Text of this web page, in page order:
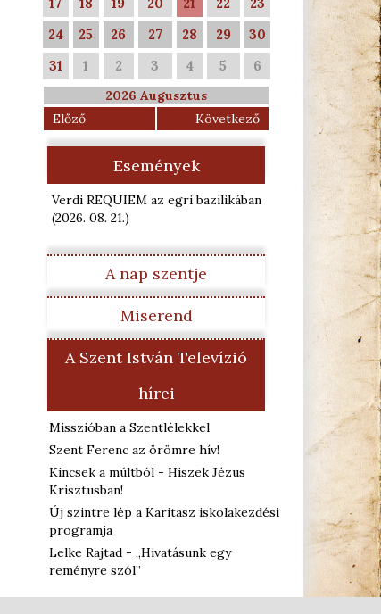
24
25 26 27 28 29
30
31
1 2 3 4 5 6
2026 Augusztus
Előző
Következő
Események
Verdi REQUIEM az egri bazilikában
(2026. 08. 21.)
A nap szentje
Miserend
A Szent István Televízió
hírei
Misszióban a Szentlélekkel
Szent Ferenc az örömre hív!
Kincsek a múltból - Hiszek Jézus
Krisztusban!
Új szintre lép a Karitasz iskolakezdési
programja
Lelke Rajtad - „Hivatásunk egy
reményre szól”